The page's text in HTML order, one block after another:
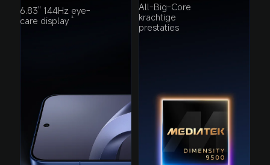
6.83" 144Hz eye-
care display 3
All-Big-Core
krachtige
prestaties